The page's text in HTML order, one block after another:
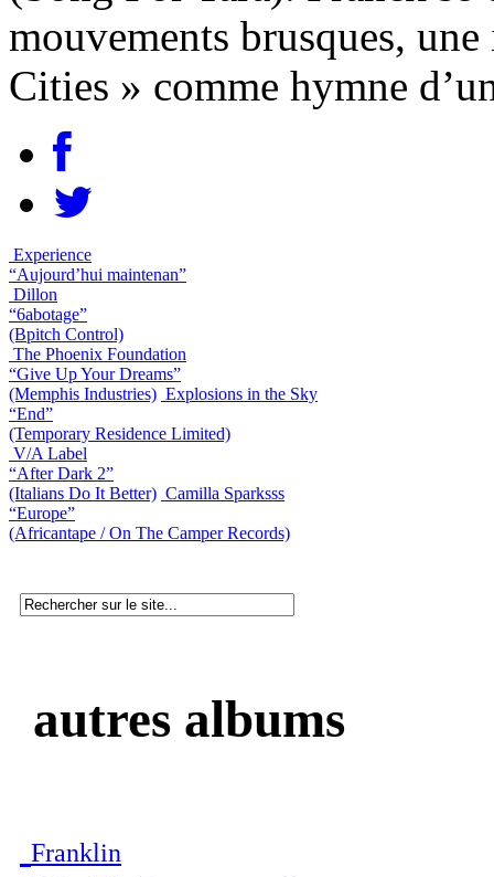
mouvements brusques,
Cities » comme hymne
Experience
“Aujourd’hui maintenan”
Dillon
“6abotage”
(Bpitch Control)
The Phoenix Foundation
“Give Up Your Dreams”
(Memphis Industries) Explosions in the Sky
“End”
(Temporary Residence Limited)
V/A Label
“After Dark 2”
(Italians Do It Better) Camilla Sparksss
“Europe”
(Africantape / On The Camper Records)
autres albums
Franklin